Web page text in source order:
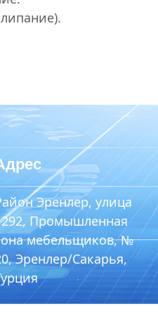
Эренлер, улица
Промышленная
мебельщиков, №
Эренлер/Сакарья,